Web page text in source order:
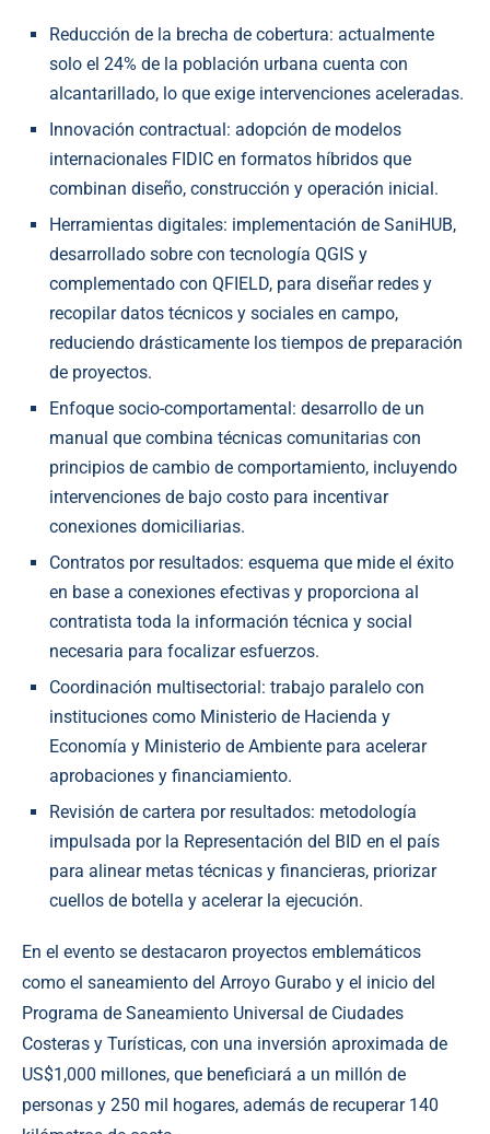
Reducción de la brecha de cobertura: actualmente
solo el 24% de la población urbana cuenta con
alcantarillado, lo que exige intervenciones aceleradas.
Innovación contractual: adopción de modelos
internacionales FIDIC en formatos híbridos que
combinan diseño, construcción y operación inicial.
Herramientas digitales: implementación de SaniHUB,
desarrollado sobre con tecnología QGIS y
complementado con QFIELD, para diseñar redes y
recopilar datos técnicos y sociales en campo,
reduciendo drásticamente los tiempos de preparación
de proyectos.
Enfoque socio-comportamental: desarrollo de un
manual que combina técnicas comunitarias con
principios de cambio de comportamiento, incluyendo
intervenciones de bajo costo para incentivar
conexiones domiciliarias.
Contratos por resultados: esquema que mide el éxito
en base a conexiones efectivas y proporciona al
contratista toda la información técnica y social
necesaria para focalizar esfuerzos.
Coordinación multisectorial: trabajo paralelo con
instituciones como Ministerio de Hacienda y
Economía y Ministerio de Ambiente para acelerar
aprobaciones y financiamiento.
Revisión de cartera por resultados: metodología
impulsada por la Representación del BID en el país
para alinear metas técnicas y financieras, priorizar
cuellos de botella y acelerar la ejecución.
En el evento se destacaron proyectos emblemáticos
como el saneamiento del Arroyo Gurabo y el inicio del
Programa de Saneamiento Universal de Ciudades
Costeras y Turísticas, con una inversión aproximada de
US$1,000 millones, que beneficiará a un millón de
personas y 250 mil hogares, además de recuperar 140